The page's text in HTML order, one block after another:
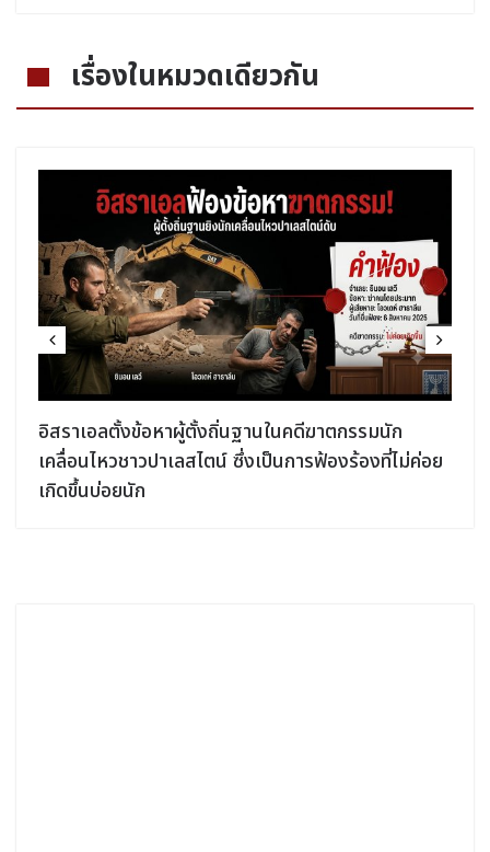
เรื่องในหมวดเดียวกัน
อิสราเอลตั้งข้อหาผู้ตั้งถิ่นฐานในคดีฆาตกรรมนัก
เคลื่อนไหวชาวปาเลสไตน์ ซึ่งเป็นการฟ้องร้องที่ไม่ค่อย
เกิดขึ้นบ่อยนัก